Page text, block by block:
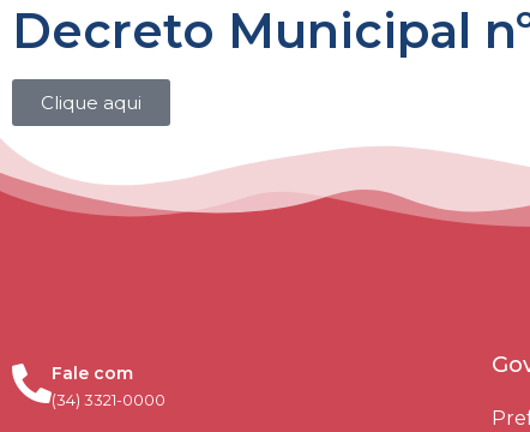
Decreto Municipal nº
Clique aqui
Fale com
(34) 3321-0000